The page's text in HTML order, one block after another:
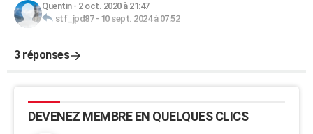
Quentin- 2 oct. 2020 à 21:47
stf_jpd87- 10 sept. 2024 à 07:52
3 réponses
DEVENEZ MEMBRE EN QUELQUES CLICS